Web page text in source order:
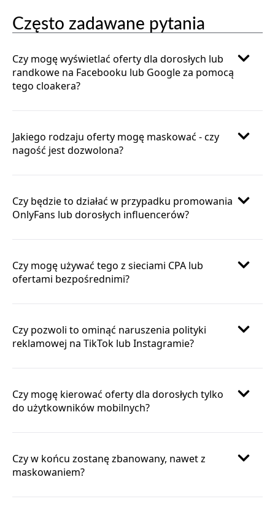
Często zadawane pytania
Czy mogę wyświetlać oferty dla dorosłych lub
randkowe na Facebooku lub Google za pomocą
tego cloakera?
Jakiego rodzaju oferty mogę maskować - czy
nagość jest dozwolona?
Czy będzie to działać w przypadku promowania
OnlyFans lub dorosłych influencerów?
Czy mogę używać tego z sieciami CPA lub
ofertami bezpośrednimi?
Czy pozwoli to ominąć naruszenia polityki
reklamowej na TikTok lub Instagramie?
Czy mogę kierować oferty dla dorosłych tylko
do użytkowników mobilnych?
Czy w końcu zostanę zbanowany, nawet z
maskowaniem?